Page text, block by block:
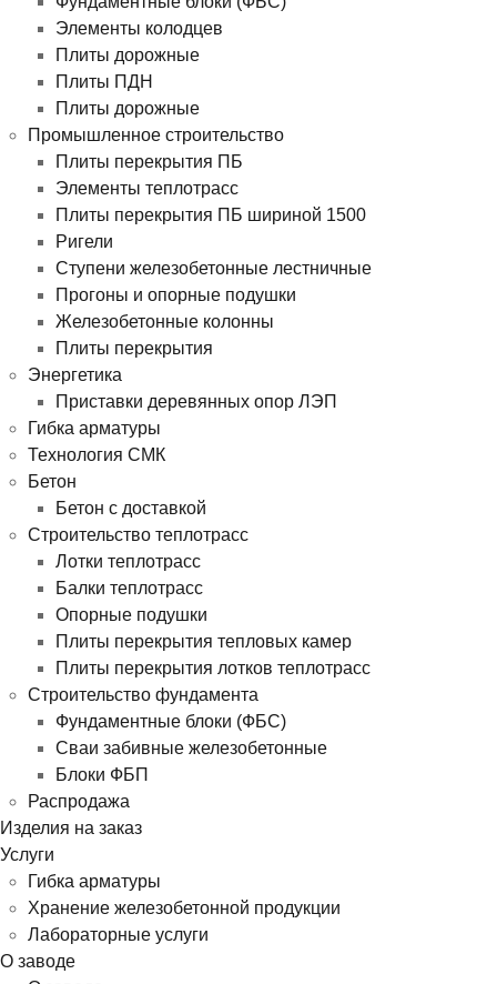
Элементы колодцев
Плиты дорожные
Плиты ПДН
Плиты дорожные
Промышленное строительство
Плиты перекрытия ПБ
Элементы теплотрасс
Плиты перекрытия ПБ шириной 1500
Ригели
Ступени железобетонные лестничные
Прогоны и опорные подушки
Железобетонные колонны
Плиты перекрытия
Энергетика
Приставки деревянных опор ЛЭП
Гибка арматуры
Технология СМК
Бетон
Бетон с доставкой
Строительство теплотрасс
Лотки теплотрасс
Балки теплотрасс
Опорные подушки
Плиты перекрытия тепловых камер
Плиты перекрытия лотков теплотрасс
Строительство фундамента
Фундаментные блоки (ФБС)
Сваи забивные железобетонные
Блоки ФБП
Распродажа
Изделия на заказ
Услуги
Гибка арматуры
Хранение железобетонной продукции
Лабораторные услуги
О заводе